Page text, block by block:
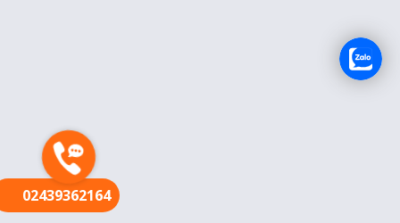
02439362164